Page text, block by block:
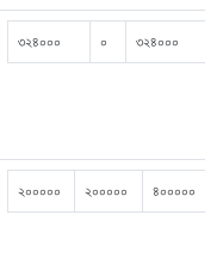
৩২৪০০০ ০ ৩২৪০০০
২০০০০০ ২০০০০০ ৪০০০০০